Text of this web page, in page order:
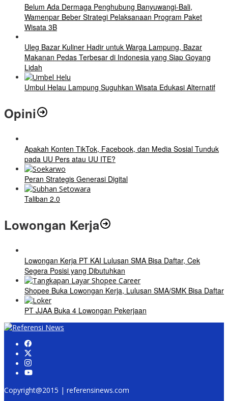
Belum Ada Dermaga Penghubung Banyuwangi-Bali,
Wamenpar Beber Strategi Pelaksanaan Program Paket
Wisata 3B
Uleg Bazar Kuliner Hadir untuk Warga Lampung, Bazar
Makanan Pedas Terbesar di Indonesia yang Siap Goyang
Lidah
Umbul Helau Lampung Suguhkan Wisata Edukasi Alternatif
Opini
Apakah Konten TikTok, Facebook, dan Media Sosial Tunduk
pada UU Pers atau UU ITE?
Peran Strategis Generasi Digital
Taliban 2.0
Lowongan Kerja
Lowongan Kerja PT KAI Lulusan SMA Bisa Daftar, Cek
Segera Posisi yang Dibutuhkan
Shopee Buka Lowongan Kerja, Lulusan SMA/SMK Bisa Daftar
PT JJAA Buka 4 Lowongan Pekerjaan
Copyright@2015 | referensinews.com